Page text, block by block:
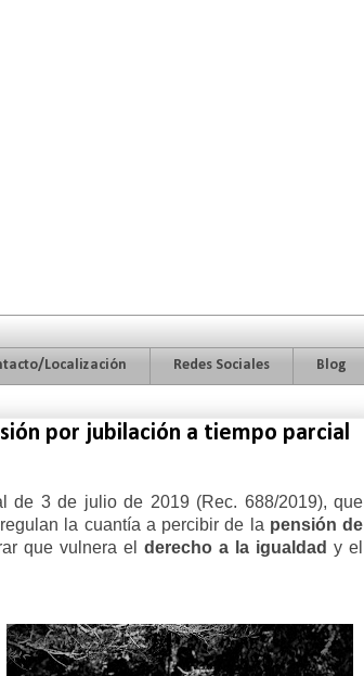
Localización Redes Sociales Blog
por jubilación a tiempo parcial
de 3 de julio de 2019 (Rec. 688/2019), que
la cuantía a percibir de la pensión de
que vulnera el derecho a la igualdad y el